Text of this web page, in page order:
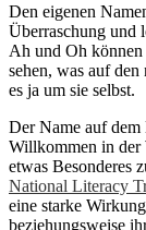
Den eigenen
Überraschung und
Ah und Oh können
sehen, was auf
es ja um sie selbst.
Der Name auf
Willkommen in der
etwas Besonderes
National Literacy
eine starke
beziehungsweise